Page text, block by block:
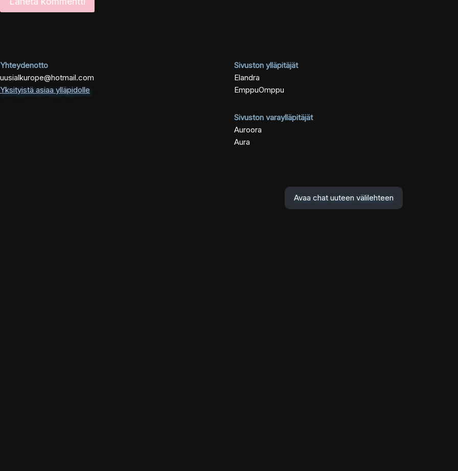
Yhteydenotto
uusialkurope@hotmail.com
Yksityistä asiaa ylläpidolle
Sivuston ylläpitäjät
Elandra
EmppuOmppu
Sivuston varaylläpitäjät
Auroora
Aura
Avaa chat uuteen välilehteen